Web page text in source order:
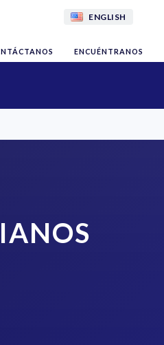
ENGLISH
ENCUÉNTRANOS